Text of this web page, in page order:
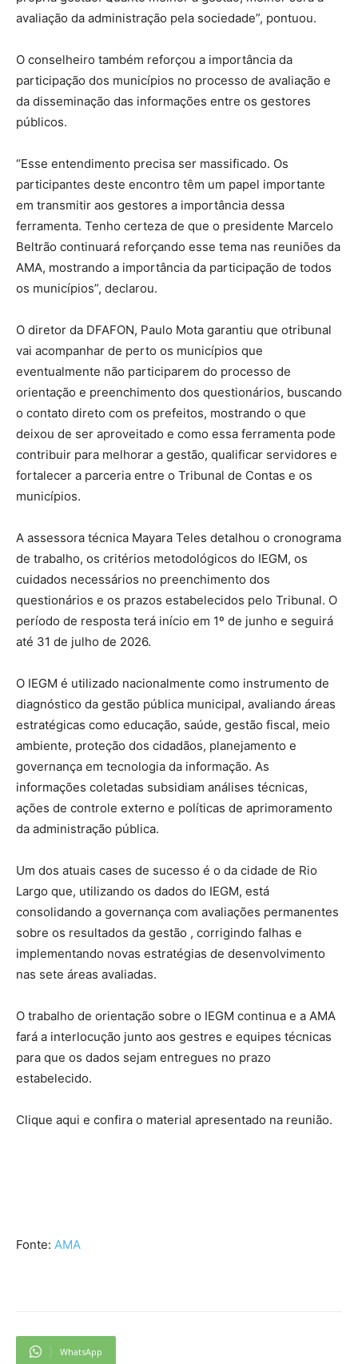
avaliação da administração pela sociedade”, pontuou.
O conselheiro também reforçou a importância da
participação dos municípios no processo de avaliação e
da disseminação das informações entre os gestores
públicos.
“Esse entendimento precisa ser massificado. Os
participantes deste encontro têm um papel importante
em transmitir aos gestores a importância dessa
ferramenta. Tenho certeza de que o presidente Marcelo
Beltrão continuará reforçando esse tema nas reuniões da
AMA, mostrando a importância da participação de todos
os municípios”, declarou.
O diretor da DFAFON, Paulo Mota garantiu que otribunal
vai acompanhar de perto os municípios que
eventualmente não participarem do processo de
orientação e preenchimento dos questionários, buscando
o contato direto com os prefeitos, mostrando o que
deixou de ser aproveitado e como essa ferramenta pode
contribuir para melhorar a gestão, qualificar servidores e
fortalecer a parceria entre o Tribunal de Contas e os
municípios.
A assessora técnica Mayara Teles detalhou o cronograma
de trabalho, os critérios metodológicos do IEGM, os
cuidados necessários no preenchimento dos
questionários e os prazos estabelecidos pelo Tribunal. O
período de resposta terá início em 1º de junho e seguirá
até 31 de julho de 2026.
O IEGM é utilizado nacionalmente como instrumento de
diagnóstico da gestão pública municipal, avaliando áreas
estratégicas como educação, saúde, gestão fiscal, meio
ambiente, proteção dos cidadãos, planejamento e
governança em tecnologia da informação. As
informações coletadas subsidiam análises técnicas,
ações de controle externo e políticas de aprimoramento
da administração pública.
Um dos atuais cases de sucesso é o da cidade de Rio
Largo que, utilizando os dados do IEGM, está
consolidando a governança com avaliações permanentes
sobre os resultados da gestão , corrigindo falhas e
implementando novas estratégias de desenvolvimento
nas sete áreas avaliadas.
O trabalho de orientação sobre o IEGM continua e a AMA
fará a interlocução junto aos gestres e equipes técnicas
para que os dados sejam entregues no prazo
estabelecido.
Clique aqui e confira o material apresentado na reunião.
Fonte: AMA
WhatsApp